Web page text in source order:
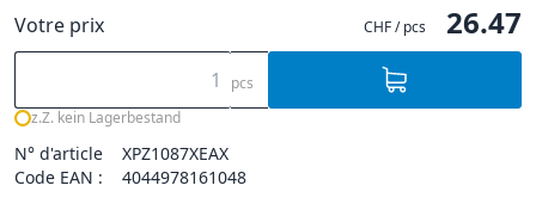
Votre prix CHF / pcs 26.47
pcs
z.Z. kein Lagerbestand
N° d'article
XPZ1087XEAX
Code EAN :
4044978161048